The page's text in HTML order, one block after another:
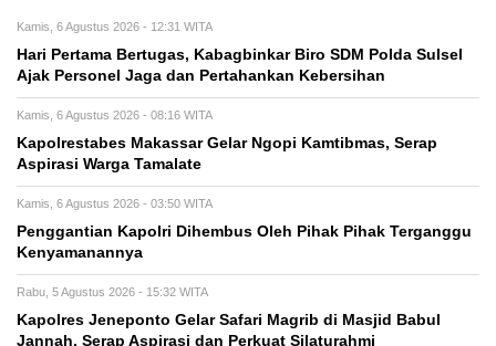
Kamis, 6 Agustus 2026 - 12:31 WITA
Hari Pertama Bertugas, Kabagbinkar Biro SDM Polda Sulsel
Ajak Personel Jaga dan Pertahankan Kebersihan
Kamis, 6 Agustus 2026 - 08:16 WITA
Kapolrestabes Makassar Gelar Ngopi Kamtibmas, Serap
Aspirasi Warga Tamalate
Kamis, 6 Agustus 2026 - 03:50 WITA
Penggantian Kapolri Dihembus Oleh Pihak Pihak Terganggu
Kenyamanannya
Rabu, 5 Agustus 2026 - 15:32 WITA
Kapolres Jeneponto Gelar Safari Magrib di Masjid Babul
Jannah, Serap Aspirasi dan Perkuat Silaturahmi